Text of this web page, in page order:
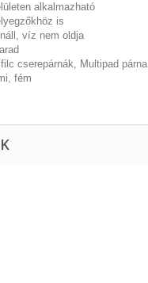
alkalmazható
is
víz nem oldja
cserepárnák, Multipad párna
fém